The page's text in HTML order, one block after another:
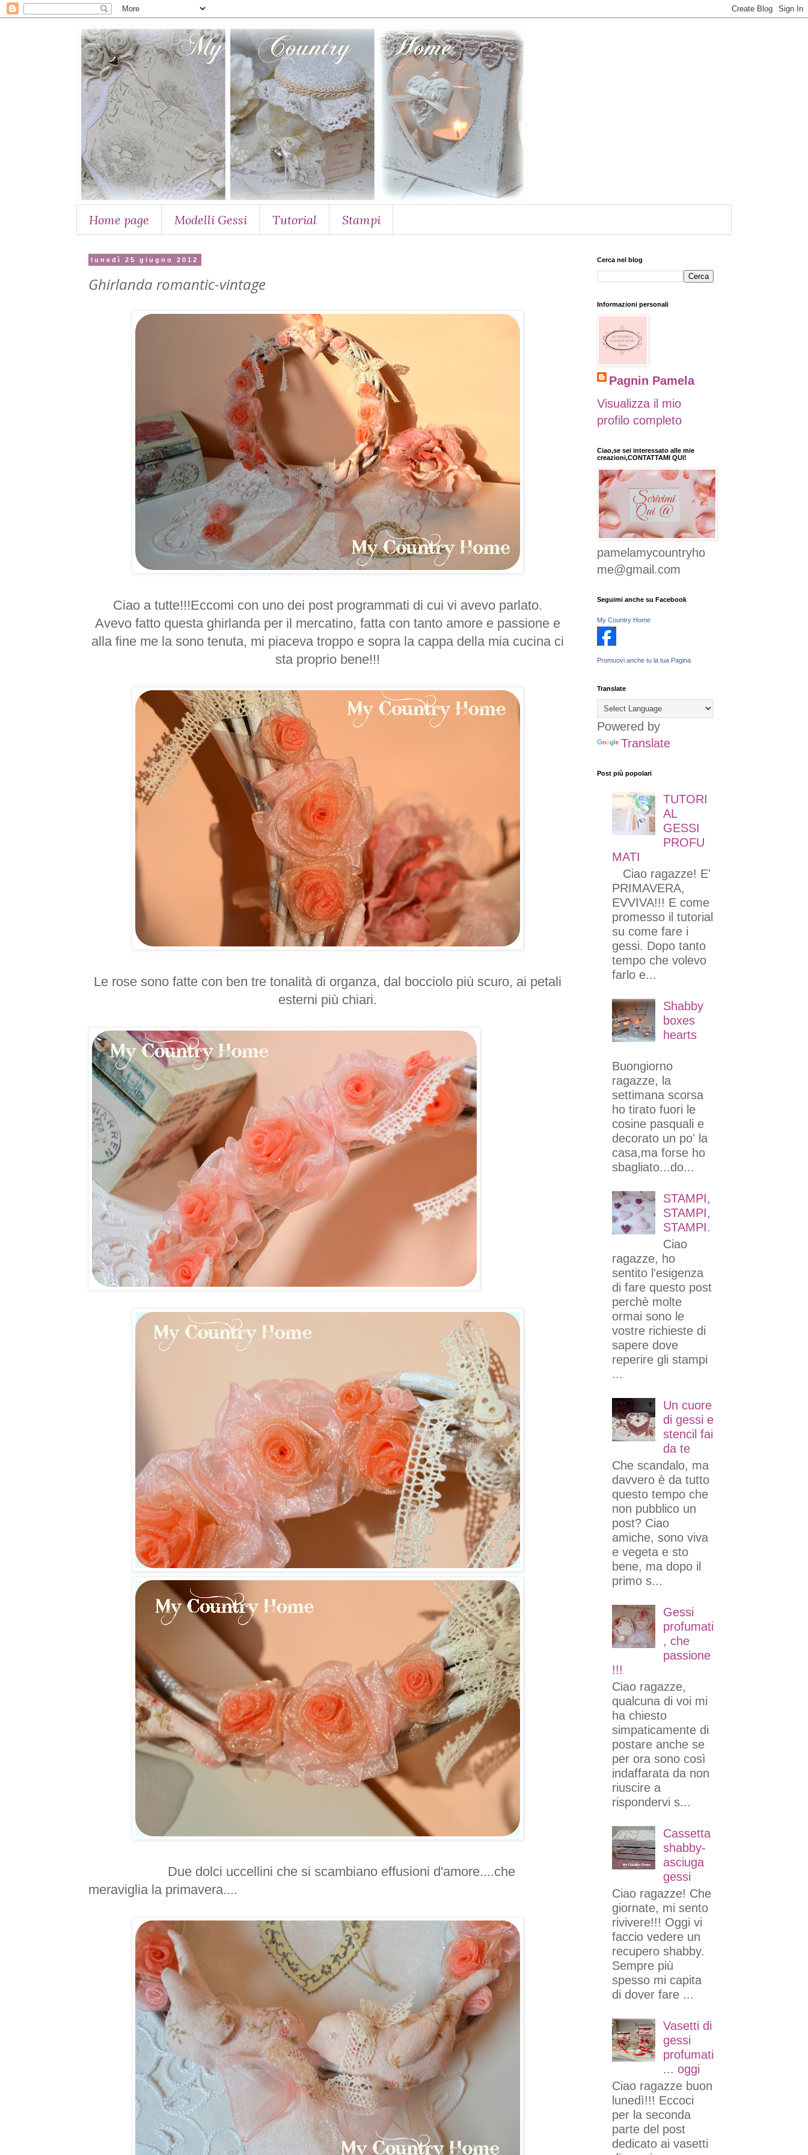
Home page Modelli Gessi Tutorial Stampi
lunedì 25 giugno 2012
Ghirlanda romantic-vintage
Ciao a tutte!!!Eccomi con uno dei post programmati di cui vi avevo parlato.
Avevo fatto questa ghirlanda per il mercatino, fatta con tanto amore e passione e
alla fine me la sono tenuta, mi piaceva troppo e sopra la cappa della mia cucina ci
sta proprio bene!!!
Le rose sono fatte con ben tre tonalità di organza, dal bocciolo più scuro, ai petali
esterni più chiari.
Due dolci uccellini che si scambiano effusioni d'amore....che
meraviglia la primavera....
Cerca nel blog
Informazioni personali
Pagnin Pamela
Visualizza il mio
profilo completo
Ciao,se sei interessato alle mie
creazioni,CONTATTAMI QUI!
pamelamycountryho
me@gmail.com
Seguimi anche su Facebook
My Country Home
Promuovi anche tu la tua Pagina
Translate
Powered by
Translate
Post più popolari
TUTORI
AL
GESSI
PROFU
MATI
Ciao ragazze! E'
PRIMAVERA,
EVVIVA!!! E come
promesso il tutorial
su come fare i
gessi. Dopo tanto
tempo che volevo
farlo e...
Shabby
boxes
hearts
Buongiorno
ragazze, la
settimana scorsa
ho tirato fuori le
cosine pasquali e
decorato un po' la
casa,ma forse ho
sbagliato...do...
STAMPI,
STAMPI,
STAMPI.
Ciao
ragazze, ho
sentito l'esigenza
di fare questo post
perchè molte
ormai sono le
vostre richieste di
sapere dove
reperire gli stampi
...
Un cuore
di gessi e
stencil fai
da te
Che scandalo, ma
davvero è da tutto
questo tempo che
non pubblico un
post? Ciao
amiche, sono viva
e vegeta e sto
bene, ma dopo il
primo s...
Gessi
profumati
, che
passione
!!!
Ciao ragazze,
qualcuna di voi mi
ha chiesto
simpaticamente di
postare anche se
per ora sono così
indaffarata da non
riuscire a
rispondervi s...
Cassetta
shabby-
asciuga
gessi
Ciao ragazze! Che
giornate, mi sento
rivivere!!! Oggi vi
faccio vedere un
recupero shabby.
Sempre più
spesso mi capita
di dover fare ...
Vasetti di
gessi
profumati
... oggi
Ciao ragazze buon
lunedì!!! Eccoci
per la seconda
parte del post
dedicato ai vasetti